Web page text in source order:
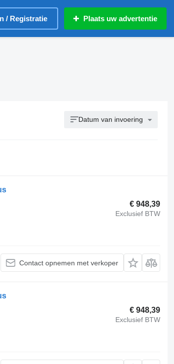
/ Registratie Plaats uw advertentie
Datum van invoering
€ 948,39
Exclusief BTW
Contact opnemen met verkoper
€ 948,39
Exclusief BTW